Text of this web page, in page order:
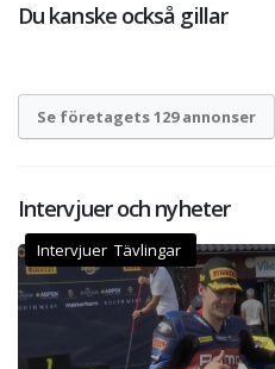
Du kanske också gillar
Se företagets 129 annonser
Intervjuer och nyheter
Intervjuer Tävlingar